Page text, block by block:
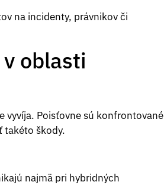
na incidenty, právnikov či
oblasti
vyvíja. Poisťovne sú konfrontované
takéto škody.
najmä pri hybridných